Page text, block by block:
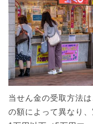
当せん金の受取方法
の額によって異なり